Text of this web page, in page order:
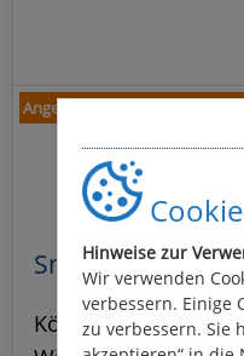
Hinweise zur
Wir verwenden
verbessern. Einige
zu verbessern. Sie
Angebote von Houseboat
Smart
Können Sie die